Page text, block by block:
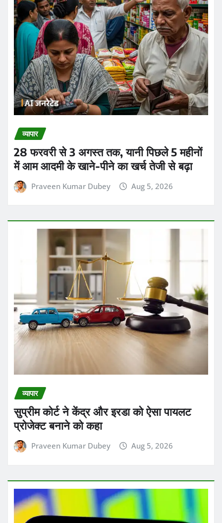
व्यापार
28 फरवरी से 3 अगस्त तक, यानी पिछले 5 महीनों
में आम आदमी के खाने-पीने का खर्च तेजी से बढ़ा
Praveen Kumar Dubey Aug 5, 2026
व्यापार
सुप्रीम कोर्ट ने केंद्र और इरडा को ऐसा पायलट
प्रोजेक्ट बनाने को कहा
Praveen Kumar Dubey Aug 5, 2026